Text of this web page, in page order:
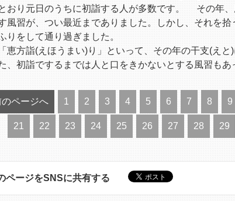
おり元日のうちに初詣する人が多数です。 その年
風習が、つい最近までありました。しかし、それを
りをして通り過ぎました。
恵方詣(えほうまい)り」といって、その年の干支(え
、初詣でするまでは人と口をきかないとする風習もあ
のページへ 1 2 3 4 5 6 7 8 9
21 22 23 24 25 26 27 28 29
ページをSNSに共有する